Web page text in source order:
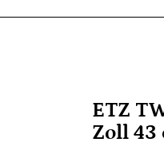
ETZ
Zoll 43